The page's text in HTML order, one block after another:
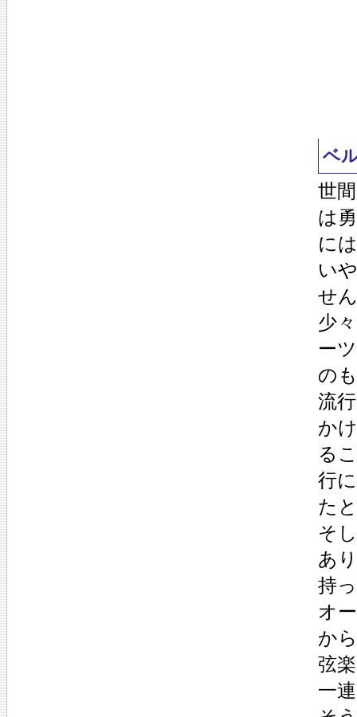
ベ
世
は
に
い
せ
少
ー
の
流
か
る
行
た
そ
あ
持
オ
か
弦
一